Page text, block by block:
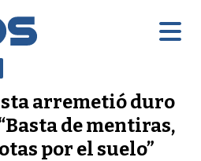
arremetió duro
de mentiras,
por el suelo”